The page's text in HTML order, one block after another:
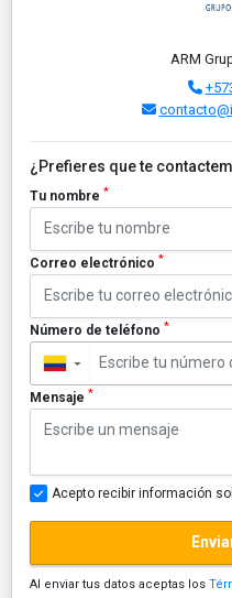
ARM
¿Prefieres que te
Tu nombre *
Correo electrónico *
Número de teléfono *
▼
Mensaje *
Acepto recibir información
Al enviar tus datos aceptas los